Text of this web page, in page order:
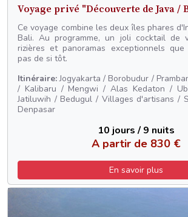
Voyage privé "Découverte de Java /
Ce voyage combine les deux îles phares
Bali. Au programme, un joli cocktail de
rizières et panoramas exceptionnels
pas de si tôt.
Itinéraire:Jogyakarta / Borobudur /
/ Kalibaru / Mengwi / Alas Kedaton /
Jatiluwih / Bedugul / Villages d'artisans /
Denpasar
10 jours / 9 nuits
A partir de 830 €
En savoir plus